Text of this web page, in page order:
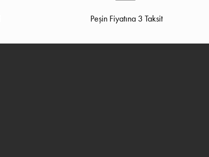
Peşin Fiyatına 3 Taksit